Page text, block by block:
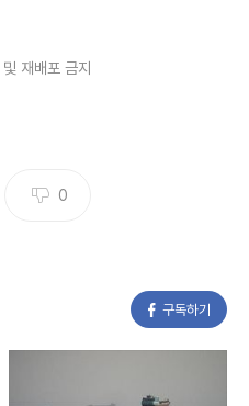
재배포 금지
0
구독하기